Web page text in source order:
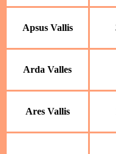
Apsus Vallis
Arda Valles
Ares Vallis